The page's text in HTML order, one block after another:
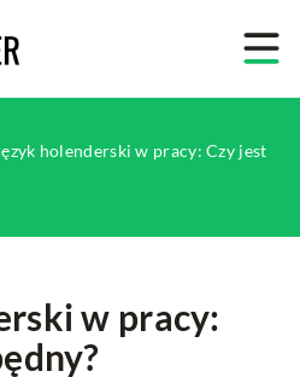
holenderski w pracy: Czy jest
w pracy: